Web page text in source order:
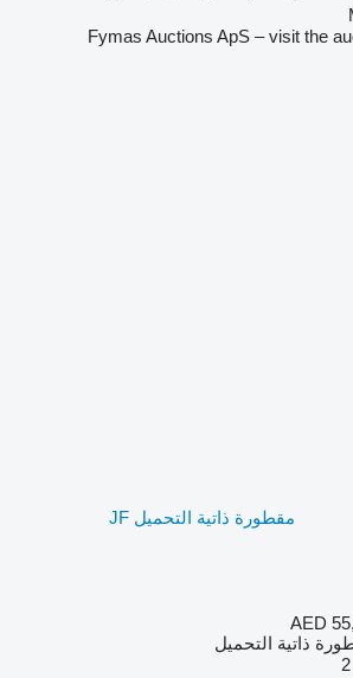
Fymas Auctions ApS – visit the
مقطورة ذاتية التحميل JF
AED
ذاتية التحميل
2